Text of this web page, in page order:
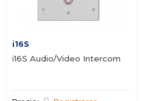
i16S
i16S Audio/Video Intercom